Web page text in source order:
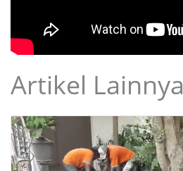
Artikel Lainnya